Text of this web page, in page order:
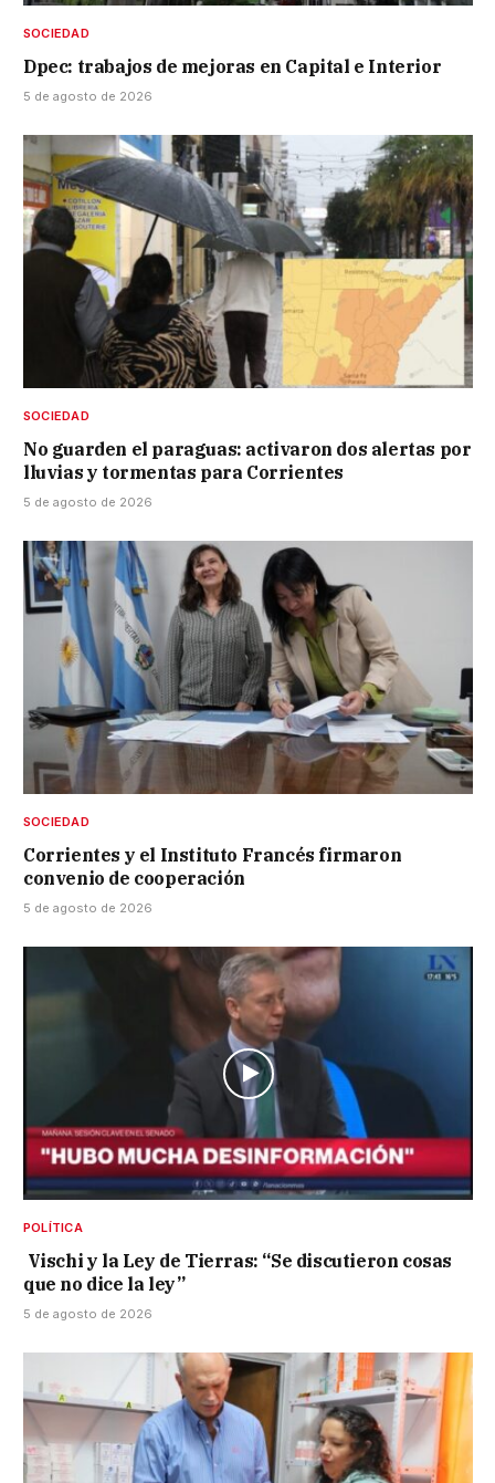
SOCIEDAD
Dpec: trabajos de mejoras en Capital e Interior
5 de agosto de 2026
SOCIEDAD
No guarden el paraguas: activaron dos alertas por
lluvias y tormentas para Corrientes
5 de agosto de 2026
SOCIEDAD
Corrientes y el Instituto Francés firmaron
convenio de cooperación
5 de agosto de 2026
POLÍTICA
Vischi y la Ley de Tierras: “Se discutieron cosas
que no dice la ley”
5 de agosto de 2026